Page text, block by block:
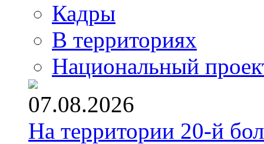
Кадры
В территориях
Национальный
07.08.2026
На территории 20-й